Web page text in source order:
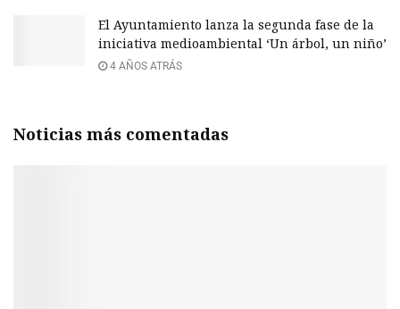
El Ayuntamiento lanza la segunda fase de la
iniciativa medioambiental ‘Un árbol, un niño’
4 AÑOS ATRÁS
Noticias más comentadas